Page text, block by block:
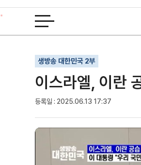
전체메뉴 열기
생방송 대한민국 2부
이스라엘, 이란
등록일 : 2025.06.13 17:37
기사인쇄
글자확대
글자축소